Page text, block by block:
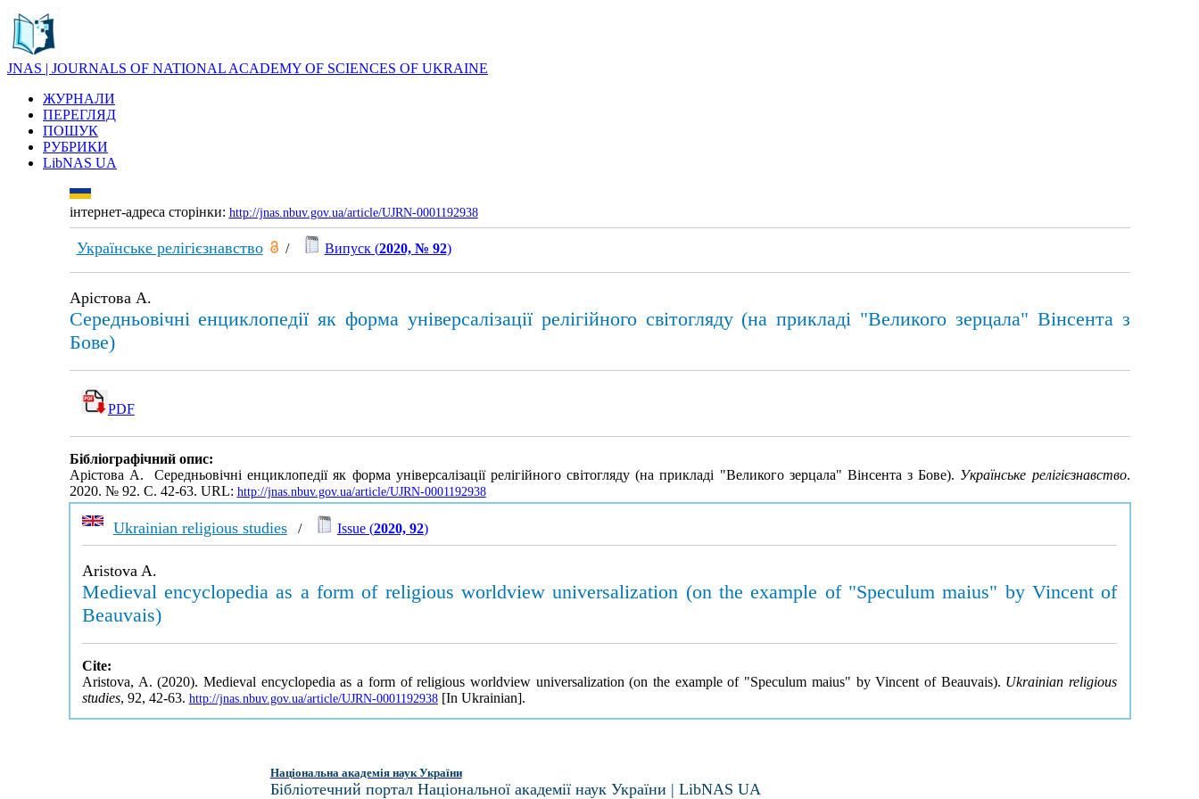
JNAS | JOURNALS OF NATIONAL ACADEMY OF SCIENCES OF UKRAINE
ЖУРНАЛИ
ПЕРЕГЛЯД
ПОШУК
РУБРИКИ
LibNAS UA
інтернет-адреса сторінки: http://jnas.nbuv.gov.ua/article/UJRN-0001192938
Українське релігієзнавство / Випуск (2020, № 92)
Арістова А.
Середньовічні енциклопедії як форма універсалізації релігійного світогляду (на прикладі "Великого зерцала" Вінсента з
Бове)
PDF
Бібліографічний опис:
Арістова А. Середньовічні енциклопедії як форма універсалізації релігійного світогляду (на прикладі "Великого зерцала" Вінсента з Бове). Українське релігієзнавство.
2020. № 92. С. 42-63. URL: http://jnas.nbuv.gov.ua/article/UJRN-0001192938
Ukrainian religious studies/ Issue (2020, 92)
Aristova A.
Medieval encyclopedia as a form of religious worldview universalization (on the example of "Speculum maius" by Vincent of
Beauvais)
Cite:
Aristova, A. (2020). Medieval encyclopedia as a form of religious worldview universalization (on the example of "Speculum maius" by Vincent of Beauvais). Ukrainian religious
studies, 92, 42-63. http://jnas.nbuv.gov.ua/article/UJRN-0001192938[In Ukrainian].
Національна академія наук України
Бібліотечний портал Національної академії наук України | LibNAS UA